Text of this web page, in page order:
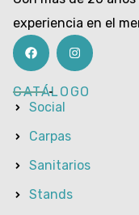
experiencia en el
CATÁLOGO
Social
Carpas
Sanitarios
Stands